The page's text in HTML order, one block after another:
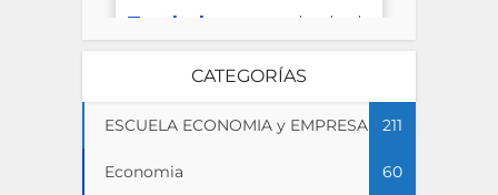
CATEGORÍAS
ESCUELA ECONOMIA y EMPRESA 211
Economia 60